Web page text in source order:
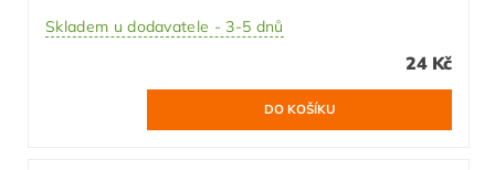
Skladem u dodavatele - 3-5 dnů
24 Kč